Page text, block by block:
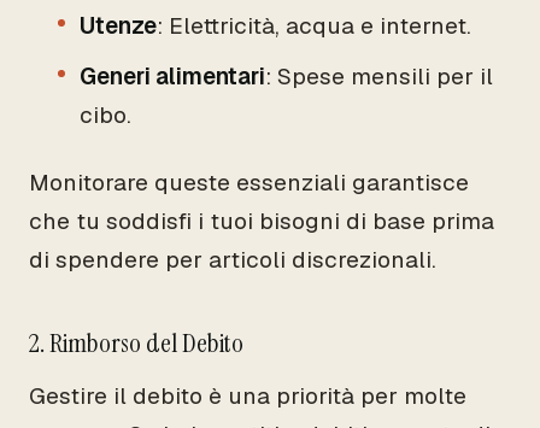
Utenze: Elettricità, acqua e internet.
Generi alimentari: Spese mensili per il
cibo.
Monitorare queste essenziali garantisce
che tu soddisfi i tuoi bisogni di base prima
di spendere per articoli discrezionali.
2. Rimborso del Debito
Gestire il debito è una priorità per molte